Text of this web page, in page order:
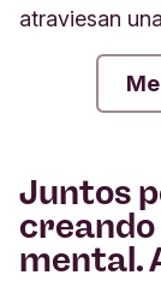
atraviesan
Juntos
creando
mental.